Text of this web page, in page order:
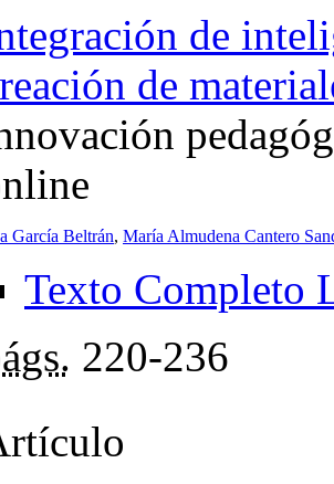
de
de
García Beltrán, María Almudena Cantero
Texto Completo
220-236